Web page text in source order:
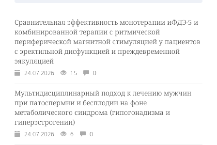
Сравнительная эффективность монотерапии иФДЭ-5 и
комбинированной терапии с ритмической
периферической магнитной стимуляцией у пациентов
с эректильной дисфункцией и преждевременной
эякуляцией
24.07.2026 15 0
Мультидисциплинарный подход к лечению мужчин
при патоспермии и бесплодии на фоне
метаболического синдрома (гипогонадизма и
гиперэстрогении)
24.07.2026 6 0